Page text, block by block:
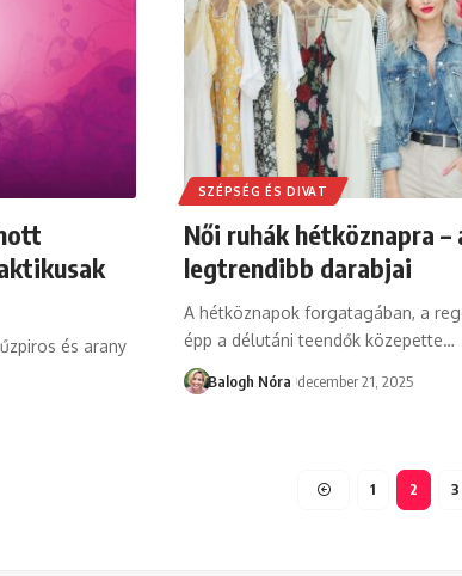
és arany
SZÉPSÉG ÉS DIVAT
Női ruhák hétköznapra –
legtrendibb darabjai
A hétköznapok forgatagában, a
épp a délutáni teendők közepette…
Balogh Nóra december 21, 2025
1 2 3